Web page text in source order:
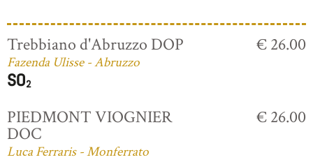
Trebbiano d'Abruzzo DOP
Fazenda Ulisse - Abruzzo
€ 26.00
PIEDMONT VIOGNIER
DOC
Luca Ferraris - Monferrato
€ 26.00